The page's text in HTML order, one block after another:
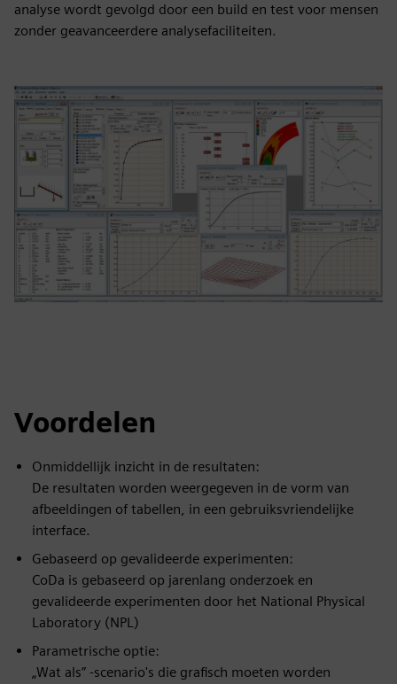
analyse wordt gevolgd door een build en test voor mensen
zonder geavanceerdere analysefaciliteiten.
Voordelen
Onmiddellijk inzicht in de resultaten:
De resultaten worden weergegeven in de vorm van
afbeeldingen of tabellen, in een gebruiksvriendelijke
interface.
Gebaseerd op gevalideerde experimenten:
CoDa is gebaseerd op jarenlang onderzoek en
gevalideerde experimenten door het National Physical
Laboratory (NPL)
Parametrische optie:
„Wat als” -scenario's die grafisch moeten worden